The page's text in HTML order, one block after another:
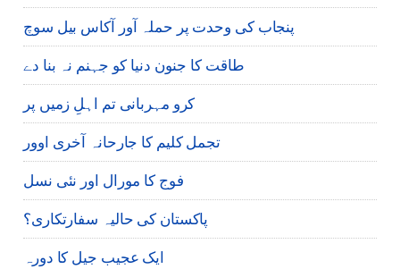
پنجاب کی وحدت پر حملہ آور آکاس بیل سوچ
طاقت کا جنون دنیا کو جہنم نہ بنا دے
کرو مہربانی تم اہلِ زمیں پر
تجمل کلیم کا جارحانہ آخری اوور
فوج کا مورال اور نئی نسل
پاکستان کی حالیہ سفارتکاری؟
ایک عجیب جیل کا دورہ